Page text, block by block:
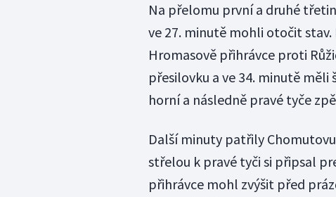
Na přelomu první a druhé
ve 27. minutě mohli otočit
Hromasově přihrávce proti
přesilovku a ve 34. minutě
horní a následně pravé tyče
Další minuty patřily
střelou k pravé tyči si připsal
přihrávce mohl zvýšit před